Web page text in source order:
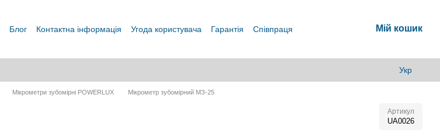
Блог Контактна інформація Угода користувача Гарантія Співпраця Мій кошик
Укр
Мікрометри зубомірні POWERLUX Мікрометр зубомірний МЗ-25
Артикул
UA0026